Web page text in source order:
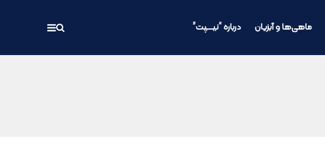
ماهی‌ها و آبزیان درباره “نیـــپت”